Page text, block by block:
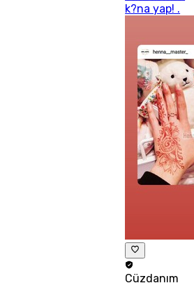
k?na yap! .
Cüzdanım